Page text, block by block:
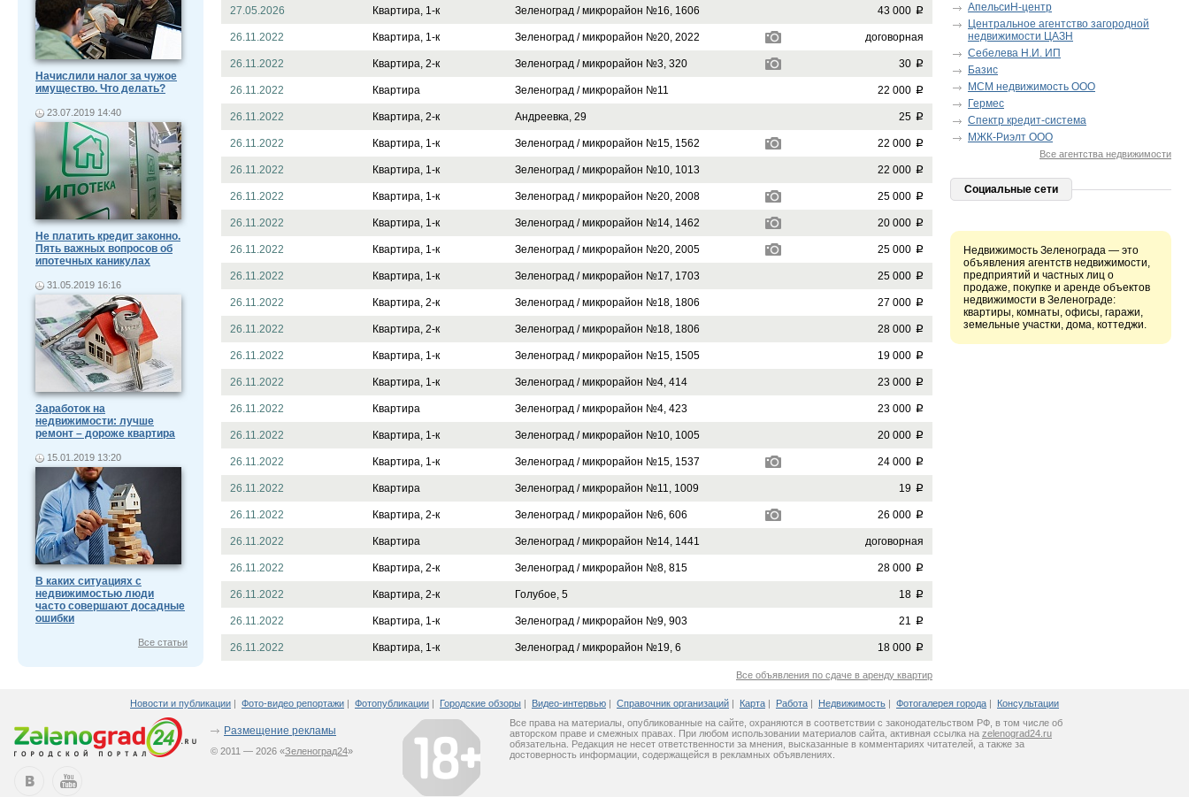
Начислили налог за чужое
имущество. Что делать?
23.07.2019 14:40
Не платить кредит законно.
Пять важных вопросов об
ипотечных каникулах
31.05.2019 16:16
Заработок на
недвижимости: лучше
ремонт – дороже квартира
15.01.2019 13:20
В каких ситуациях с
недвижимостью люди
часто совершают досадные
ошибки
Все статьи
27.05.2026 Квартира, 1-к Зеленоград / микрорайон №16, 1606 43 000 p
26.11.2022 Квартира, 1-к Зеленоград / микрорайон №20, 2022 договорная
26.11.2022 Квартира, 2-к Зеленоград / микрорайон №3, 320 30 p
26.11.2022 Квартира Зеленоград / микрорайон №11 22 000 p
26.11.2022 Квартира, 2-к Андреевка, 29 25 p
26.11.2022 Квартира, 1-к Зеленоград / микрорайон №15, 1562 22 000 p
26.11.2022 Квартира, 1-к Зеленоград / микрорайон №10, 1013 22 000 p
26.11.2022 Квартира, 1-к Зеленоград / микрорайон №20, 2008 25 000 p
26.11.2022 Квартира, 1-к Зеленоград / микрорайон №14, 1462 20 000 p
26.11.2022 Квартира, 1-к Зеленоград / микрорайон №20, 2005 25 000 p
26.11.2022 Квартира, 1-к Зеленоград / микрорайон №17, 1703 25 000 p
26.11.2022 Квартира, 2-к Зеленоград / микрорайон №18, 1806 27 000 p
26.11.2022 Квартира, 2-к Зеленоград / микрорайон №18, 1806 28 000 p
26.11.2022 Квартира, 1-к Зеленоград / микрорайон №15, 1505 19 000 p
26.11.2022 Квартира, 1-к Зеленоград / микрорайон №4, 414 23 000 p
26.11.2022 Квартира Зеленоград / микрорайон №4, 423 23 000 p
26.11.2022 Квартира, 1-к Зеленоград / микрорайон №10, 1005 20 000 p
26.11.2022 Квартира, 1-к Зеленоград / микрорайон №15, 1537 24 000 p
26.11.2022 Квартира Зеленоград / микрорайон №11, 1009 19 p
26.11.2022 Квартира, 2-к Зеленоград / микрорайон №6, 606 26 000 p
26.11.2022 Квартира Зеленоград / микрорайон №14, 1441 договорная
26.11.2022 Квартира, 2-к Зеленоград / микрорайон №8, 815 28 000 p
26.11.2022 Квартира, 2-к Голубое, 5 18 p
26.11.2022 Квартира, 1-к Зеленоград / микрорайон №9, 903 21 p
26.11.2022 Квартира, 1-к Зеленоград / микрорайон №19, 6 18 000 p
Все объявления по сдаче в аренду квартир
АпельсиН-центр
Центральное агентство загородной
недвижимости ЦАЗН
Себелева Н.И. ИП
Базис
МСМ недвижимость ООО
Гермес
Спектр кредит-система
МЖК-Риэлт ООО
Все агентства недвижимости
Социальные сети
Недвижимость Зеленограда — это
объявления агентств недвижимости,
предприятий и частных лиц о
продаже, покупке и аренде объектов
недвижимости в Зеленограде:
квартиры, комнаты, офисы, гаражи,
земельные участки, дома, коттеджи.
Новости и публикации | Фото-видео репортажи | Фотопубликации | Городские обзоры | Видео-интервью | Справочник организаций | Карта | Работа | Недвижимость | Фотогалерея города | Консультации
Размещение рекламы
© 2011 — 2026 «Зеленоград24»
Все права на материалы, опубликованные на сайте, охраняются в соответствии с законодательством РФ, в том числе об
авторском праве и смежных правах. При любом использовании материалов сайта, активная ссылка на zelenograd24.ru
обязательна. Редакция не несет ответственности за мнения, высказанные в комментариях читателей, а также за
достоверность информации, содержащейся в рекламных объявлениях.